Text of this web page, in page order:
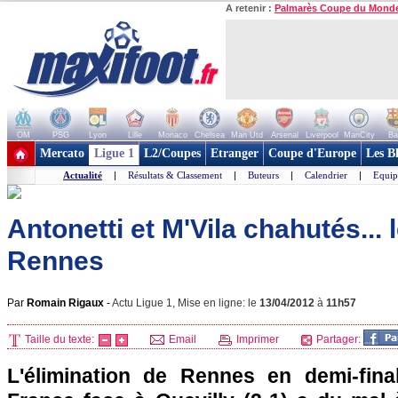
A retenir : Palmarès Coupe du
OM PSG Lyon Lille Monaco Chelsea Man Utd Arsenal Liverpool ManCity
+ de clubs
Mercato Ligue 1 L2/Coupes Etranger Coupe d'Europe Les
Actualité | Résultats & Classement | Buteurs | Calendrier |
Antonetti et M'Vila chahutés...
Rennes
Par Romain Rigaux -Actu Ligue 1, Mise en ligne: le 13/04/2012 à 11h57
Taille du texte: Email Imprimer Partager:
L'élimination de Rennes en demi-